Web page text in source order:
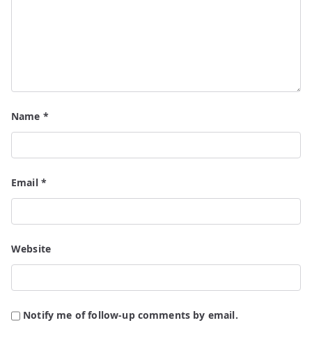
Name *
Email *
Website
Notify me of follow-up comments by email.